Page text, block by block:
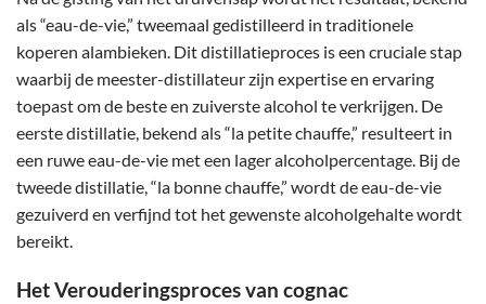
als “eau-de-vie,” tweemaal gedistilleerd in traditionele
koperen alambieken. Dit distillatieproces is een cruciale stap
waarbij de meester-distillateur zijn expertise en ervaring
toepast om de beste en zuiverste alcohol te verkrijgen. De
eerste distillatie, bekend als “la petite chauffe,” resulteert in
een ruwe eau-de-vie met een lager alcoholpercentage. Bij de
tweede distillatie, “la bonne chauffe,” wordt de eau-de-vie
gezuiverd en verfijnd tot het gewenste alcoholgehalte wordt
bereikt.
Het Verouderingsproces van cognac